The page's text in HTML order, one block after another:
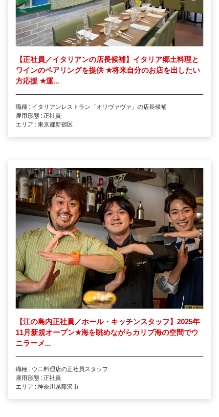
【正社員／イタリアンの店長候補】イタリア郷土料理と
ワインのペアリングを提供★将来自分のお店を出したい
方応援 ★運...
職種 : イタリアンレストラン「オリヴァヴァ」の店長候補
雇用形態 : 正社員
エリア : 東京都新宿区
【江の島内正社員／ホール・キッチンスタッフ】2025年
11月新規オープン★海を眺めながらカリブ海の空間でウ
ニラーメ...
職種 : ウニ料理店の正社員スタッフ
雇用形態 : 正社員
エリア : 神奈川県藤沢市